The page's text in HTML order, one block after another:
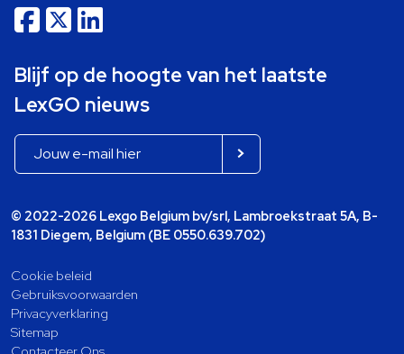
Blijf op de hoogte van het laatste
LexGO nieuws
© 2022-2026 Lexgo Belgium bv/srl, Lambroekstraat 5A, B-
1831 Diegem, Belgium (BE 0550.639.702)
Cookie beleid
Gebruiksvoorwaarden
Privacyverklaring
Sitemap